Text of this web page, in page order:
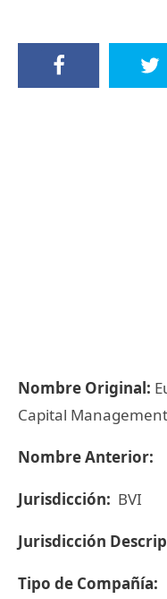
Nombre Original:
Capital
Nombre Anterior:
Jurisdicción: BVI
Jurisdicción
Tipo de Compañía: